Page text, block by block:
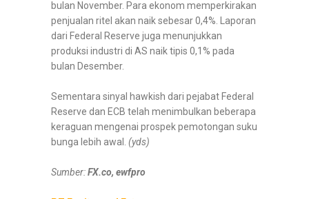
bulan November. Para ekonom memperkirakan
penjualan ritel akan naik sebesar 0,4%. Laporan
dari Federal Reserve juga menunjukkan
produksi industri di AS naik tipis 0,1% pada
bulan Desember.
Sementara sinyal hawkish dari pejabat Federal
Reserve dan ECB telah menimbulkan beberapa
keraguan mengenai prospek pemotongan suku
bunga lebih awal. (yds)
Sumber:FX.co, ewfpro